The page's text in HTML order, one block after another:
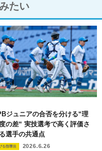
たい
ジュニアの合否を分ける“理
の差“ 実技選考で高く評価さ
選手の共通点
る指導法 2026.6.26